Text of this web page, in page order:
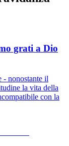
grati a Dio
- nonostante il
la vita della
con la